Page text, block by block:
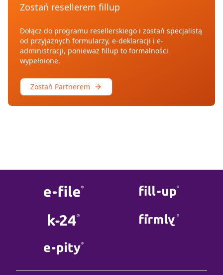
Zostań resellerem fillup
Dołącz do programu resellerskiego i zostań specjalistą
od przyjaznych formularzy, e-deklaracji i e-
administracji, ponieważ fillup to formalności
wypełnione.
Zostań Partnerem